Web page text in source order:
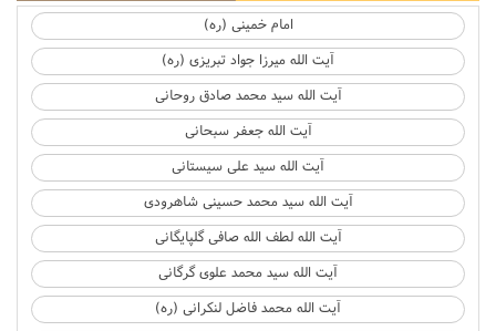
امام خمینی (ره)
آیت الله میرزا جواد تبریزی (ره)
آیت الله سید محمد صادق روحانی
آیت الله جعفر سبحانی
آیت الله سید علی سیستانی
آیت الله سید محمد حسینی شاهرودی
آیت الله لطف الله صافی گلپایگانی
آیت الله سید محمد علوی گرگانی
آیت الله محمد فاضل لنکرانی (ره)